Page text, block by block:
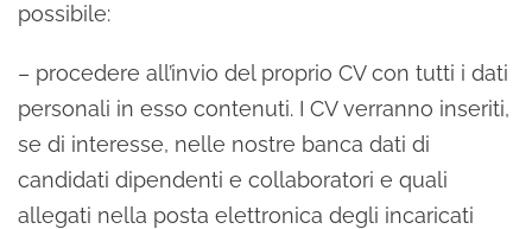
possibile:
– procedere all’invio del proprio CV con tutti i dati
personali in esso contenuti. I CV verranno inseriti,
se di interesse, nelle nostre banca dati di
candidati dipendenti e collaboratori e quali
allegati nella posta elettronica degli incaricati